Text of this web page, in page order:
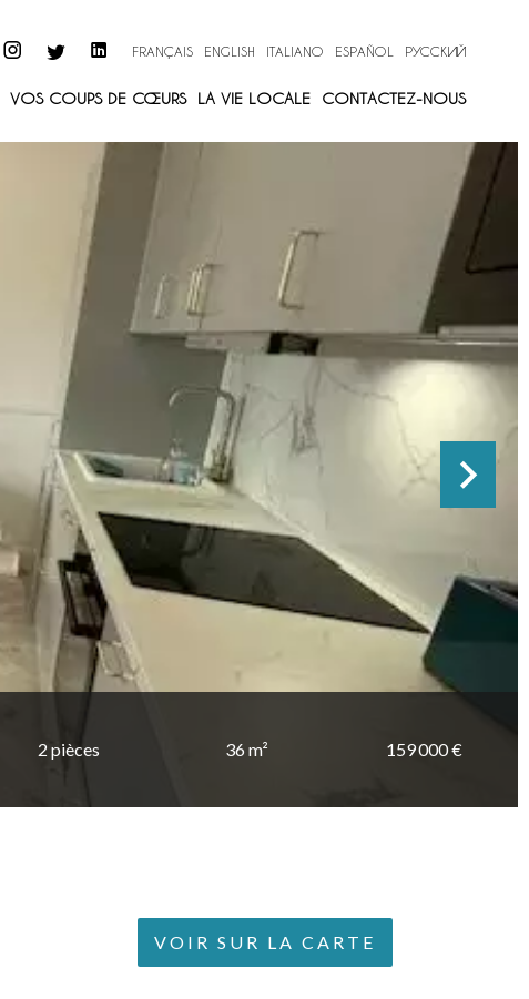
FRANÇAIS ENGLISH ITALIANO ESPAÑOL РУССКИЙ
VOS COUPS DE CŒURS LA VIE LOCALE CONTACTEZ-NOUS
2 pièces 36 m² 159 000 €
VOIR SUR LA CARTE